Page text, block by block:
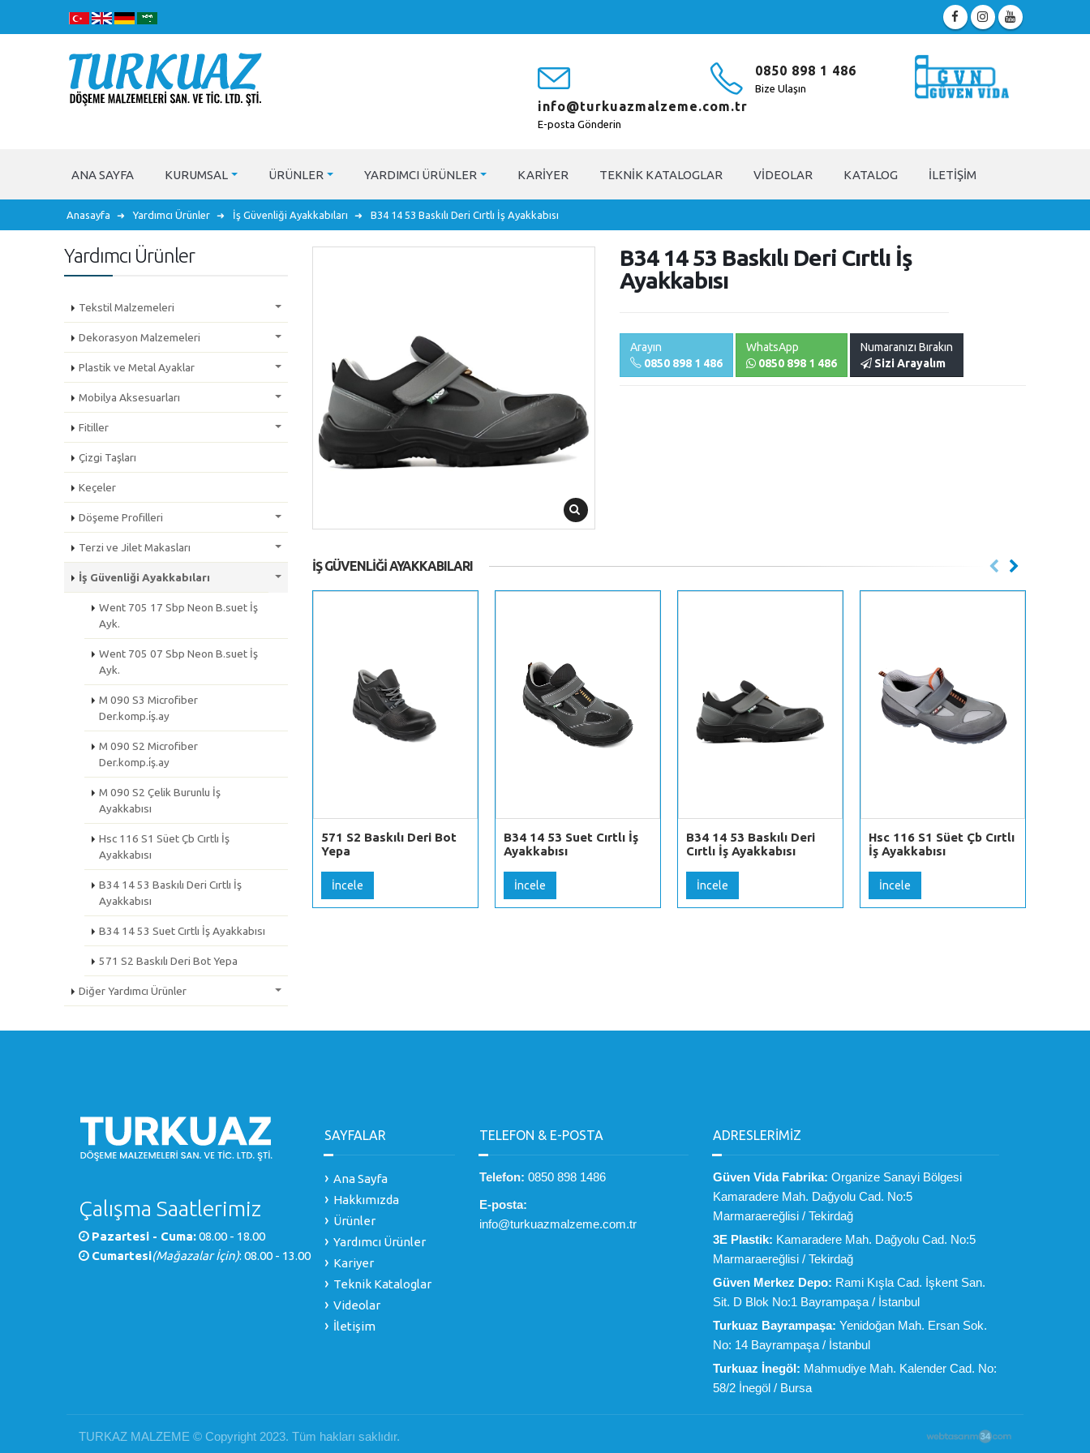
info@turkuazmalzeme.com.tr
E-posta Gönderin
0850 898 1 486
Bize Ulaşın
ANA SAYFA KURUMSAL ÜRÜNLER YARDIMCI ÜRÜNLER KARIYER TEKNIK KATALOGLAR VIDEOLAR KATALOG İLETIŞIM
Anasayfa Yardımcı Ürünler İş Güvenliği Ayakkabıları B34 14 53 Baskılı Deri Cırtlı İş Ayakkabısı
B34 14 53 Baskılı Deri Cırtlı İş
Ayakkabısı
Arayın
0850 898 1 486
WhatsApp
0850 898 1 486
Numaranızı Bırakın
Sizi Arayalım
İŞ GÜVENLIĞI AYAKKABILARI
571 S2 Baskılı Deri Bot
Yepa
İncele
B34 14 53 Suet Cırtlı İş
Ayakkabısı
İncele
B34 14 53 Baskılı Deri
Cırtlı İş Ayakkabısı
İncele
Hsc 116 S1 Süet Çb Cırtlı
İş Ayakkabısı
İncele
Yardımcı Ürünler
Tekstil Malzemeleri
Dekorasyon Malzemeleri
Plastik ve Metal Ayaklar
Mobilya Aksesuarları
Fitiller
Çizgi Taşları
Keçeler
Döşeme Profilleri
Terzi ve Jilet Makasları
İş Güvenliği Ayakkabıları
Went 705 17 Sbp Neon B.suet İş
Ayk.
Went 705 07 Sbp Neon B.suet İş
Ayk.
M 090 S3 Microfiber
Der.komp.i̇ş.ay
M 090 S2 Microfiber
Der.komp.i̇ş.ay
M 090 S2 Çelik Burunlu İş
Ayakkabısı
Hsc 116 S1 Süet Çb Cırtlı İş
Ayakkabısı
B34 14 53 Baskılı Deri Cırtlı İş
Ayakkabısı
B34 14 53 Suet Cırtlı İş Ayakkabısı
571 S2 Baskılı Deri Bot Yepa
Diğer Yardımcı Ürünler
Çalışma Saatlerimiz
Pazartesi - Cuma:08.00 - 18.00
Cumartesi(Mağazalar İçin): 08.00 - 13.00
SAYFALAR
Ana Sayfa
Hakkımızda
Ürünler
Yardımcı Ürünler
Kariyer
Teknik Kataloglar
Videolar
İletişim
TELEFON & E-POSTA
Telefon: 0850 898 1486
E-posta:
info@turkuazmalzeme.com.tr
ADRESLERİMİZ
Güven Vida Fabrika: Organize Sanayi Bölgesi
Kamaradere Mah. Dağyolu Cad. No:5
Marmaraereğlisi / Tekirdağ
3E Plastik: Kamaradere Mah. Dağyolu Cad. No:5
Marmaraereğlisi / Tekirdağ
Güven Merkez Depo: Rami Kışla Cad. İşkent San.
Sit. D Blok No:1 Bayrampaşa / İstanbul
Turkuaz Bayrampaşa: Yenidoğan Mah. Ersan Sok.
No: 14 Bayrampaşa / İstanbul
Turkuaz İnegöl: Mahmudiye Mah. Kalender Cad. No:
58/2 İnegöl / Bursa
TURKAZ MALZEME © Copyright 2023. Tüm hakları saklıdır.